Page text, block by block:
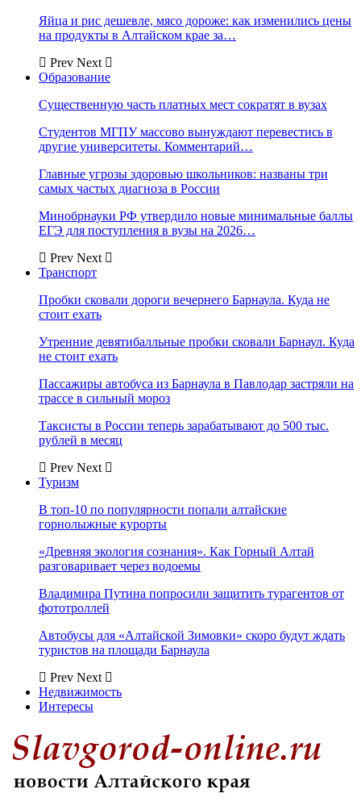
Яйца и рис дешевле, мясо дороже: как изменились цены
на продукты в Алтайском крае за…
Prev Next
Образование
Существенную часть платных мест сократят в вузах
Студентов МГПУ массово вынуждают перевестись в
другие университеты. Комментарий…
Главные угрозы здоровью школьников: названы три
самых частых диагноза в России
Минобрнауки РФ утвердило новые минимальные баллы
ЕГЭ для поступления в вузы на 2026…
Prev Next
Транспорт
Пробки сковали дороги вечернего Барнаула. Куда не
стоит ехать
Утренние девятибалльные пробки сковали Барнаул. Куда
не стоит ехать
Пассажиры автобуса из Барнаула в Павлодар застряли на
трассе в сильный мороз
Таксисты в России теперь зарабатывают до 500 тыс.
рублей в месяц
Prev Next
Туризм
В топ-10 по популярности попали алтайские
горнолыжные курорты
«Древняя экология сознания». Как Горный Алтай
разговаривает через водоемы
Владимира Путина попросили защитить турагентов от
фототроллей
Автобусы для «Алтайской Зимовки» скоро будут ждать
туристов на площади Барнаула
Prev Next
Недвижимость
Интересы